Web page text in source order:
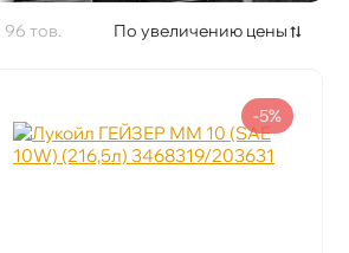
96 По увеличению цены
-5%